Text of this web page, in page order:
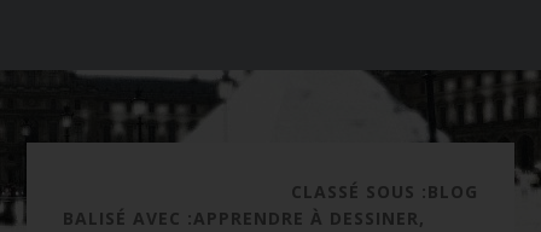
CLASSÉ SOUS :BLOG
BALISÉ AVEC :APPRENDRE À DESSINER,